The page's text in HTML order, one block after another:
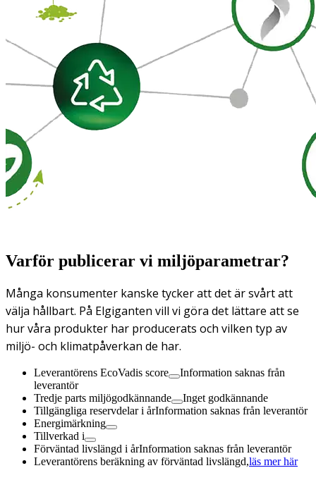
Varför publicerar vi miljöparametrar?
Många konsumenter kanske tycker att det är svårt att
välja hållbart. På Elgiganten vill vi göra det lättare att se
hur våra produkter har producerats och vilken typ av
miljö- och klimatpåverkan de har.
Leverantörens EcoVadis score
Information saknas från
leverantör
Tredje parts miljögodkännande
Inget godkännande
Tillgängliga reservdelar i årInformation saknas från leverantör
Energimärkning
Tillverkad i
Förväntad livslängd i årInformation saknas från leverantör
Leverantörens beräkning av förväntad livslängd,läs mer här